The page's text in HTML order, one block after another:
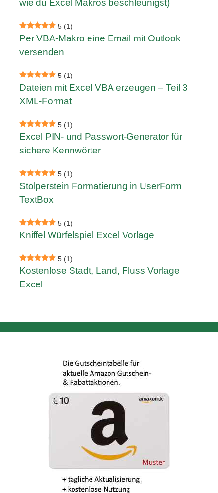
wie du Excel Makros beschleunigst)
5 (1)
Per VBA-Makro eine Email mit Outlook
versenden
5 (1)
Dateien mit Excel VBA erzeugen – Teil 3
XML-Format
5 (1)
Excel PIN- und Passwort-Generator für
sichere Kennwörter
5 (1)
Stolperstein Formatierung in UserForm
TextBox
5 (1)
Kniffel Würfelspiel Excel Vorlage
5 (1)
Kostenlose Stadt, Land, Fluss Vorlage
Excel